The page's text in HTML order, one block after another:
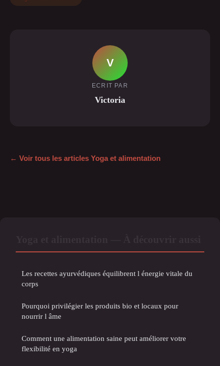
V
ECRIT PAR
Victoria
← Voir tous les articles Yoga et alimentation
Les recettes ayurvédiques équilibrent l énergie vitale du
corps
Pourquoi privilégier les produits bio et locaux pour
nourrir l âme
Comment une alimentation saine peut améliorer votre
flexibilité en yoga